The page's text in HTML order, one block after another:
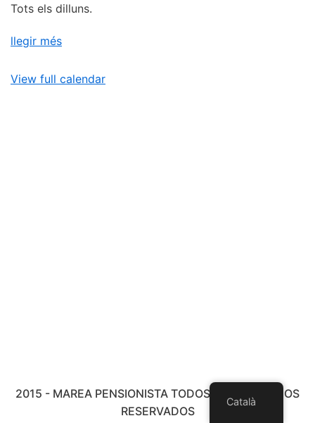
Tots els dilluns.
llegir més
View full calendar
2015 - MAREA PENSIONISTA TODOS LOS DERECHOS
RESERVADOS
Català